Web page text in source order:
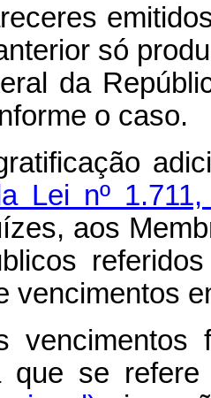
só
da
o caso.
Lei nº
aos
vencimentos
que se